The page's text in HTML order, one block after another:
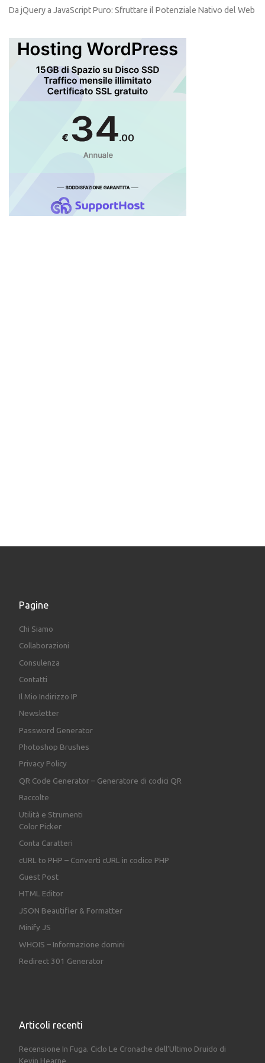
Da jQuery a JavaScript Puro: Sfruttare il Potenziale Nativo del Web
Pagine
Chi Siamo
Collaborazioni
Consulenza
Contatti
Il Mio Indirizzo IP
Newsletter
Password Generator
Photoshop Brushes
Privacy Policy
QR Code Generator – Generatore di codici QR
Raccolte
Utilità e Strumenti
Color Picker
Conta Caratteri
cURL to PHP – Converti cURL in codice PHP
Guest Post
HTML Editor
JSON Beautifier & Formatter
Minify JS
WHOIS – Informazione domini
Redirect 301 Generator
Articoli recenti
Recensione In Fuga. Ciclo Le Cronache dell’Ultimo Druido di
Kevin Hearne